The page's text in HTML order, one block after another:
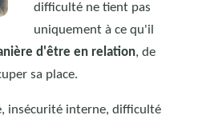
difficulté ne tient pas
uniquement à ce qu'il
d'être en relation, de
sa place.
insécurité interne, difficulté